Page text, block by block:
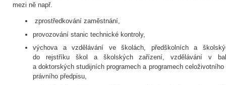
mezi ně např.
zprostředkování zaměstnání,
provozování stanic technické kontroly,
výchova a vzdělávání ve školách, předškolních a
do rejstříku škol a školských zařízení, vzdělávání v
a doktorských studijních programech a programech
právního předpisu,